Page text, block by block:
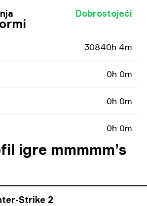
Dobrostojeći
30840h 4m
0h 0m
0h 0m
0h 0m
igre mmmmm’s
Strike 2